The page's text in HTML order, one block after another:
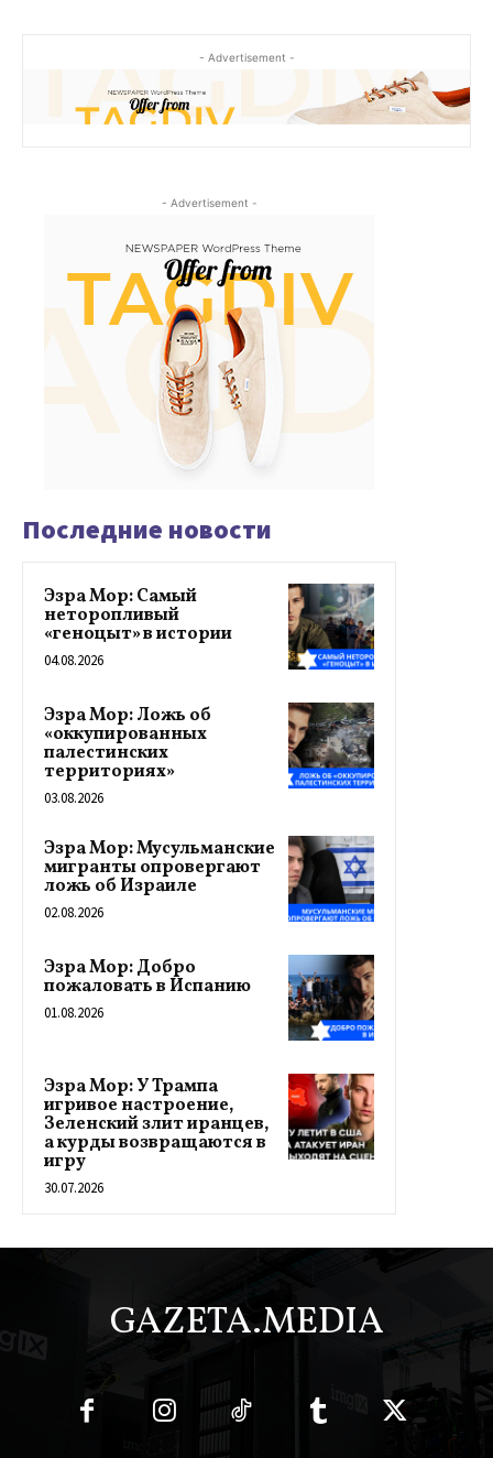
- Advertisement -
- Advertisement -
Последние новости
Эзра Мор: Самый
неторопливый
«геноцыт» в истории
04.08.2026
Эзра Мор: Ложь об
«оккупированных
палестинских
территориях»
03.08.2026
Эзра Мор: Мусульманские
мигранты опровергают
ложь об Израиле
02.08.2026
Эзра Мор: Добро
пожаловать в Испанию
01.08.2026
Эзра Мор: У Трампа
игривое настроение,
Зеленский злит иранцев,
а курды возвращаются в
игру
30.07.2026
GAZETA.MEDIA